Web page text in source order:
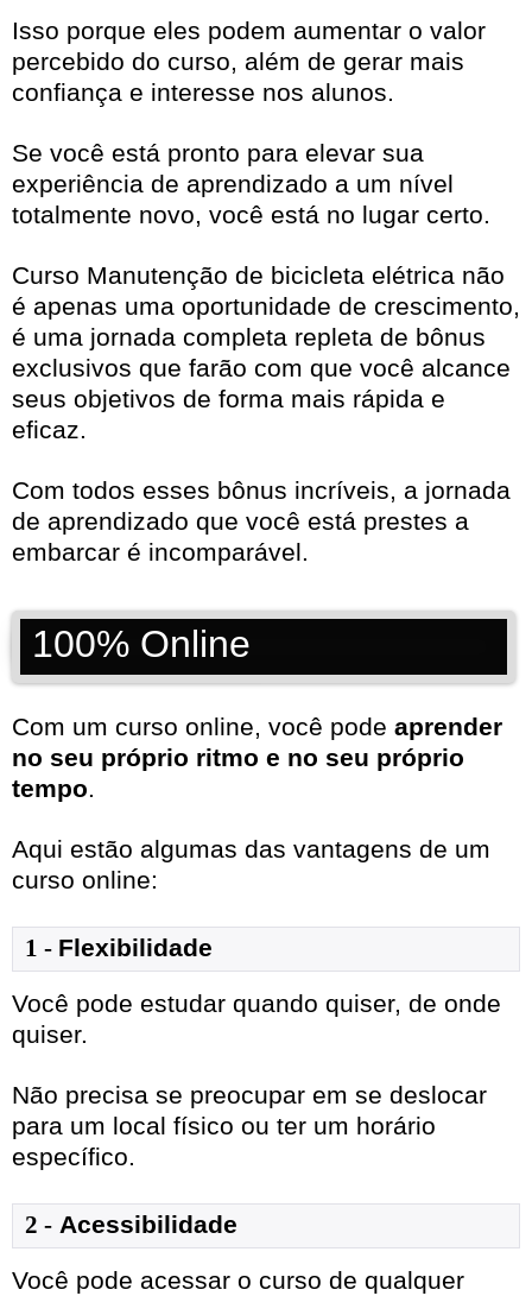
Isso porque eles podem aumentar o valor
percebido do curso, além de gerar mais
confiança e interesse nos alunos.
Se você está pronto para elevar sua
experiência de aprendizado a um nível
totalmente novo, você está no lugar certo.
Curso Manutenção de bicicleta elétrica não
é apenas uma oportunidade de crescimento,
é uma jornada completa repleta de bônus
exclusivos que farão com que você alcance
seus objetivos de forma mais rápida e
eficaz.
Com todos esses bônus incríveis, a jornada
de aprendizado que você está prestes a
embarcar é incomparável.
100% Online
Com um curso online, você pode aprender
no seu próprio ritmo e no seu próprio
tempo.
Aqui estão algumas das vantagens de um
curso online:
1 - Flexibilidade
Você pode estudar quando quiser, de onde
quiser.
Não precisa se preocupar em se deslocar
para um local físico ou ter um horário
específico.
2 - Acessibilidade
Você pode acessar o curso de qualquer